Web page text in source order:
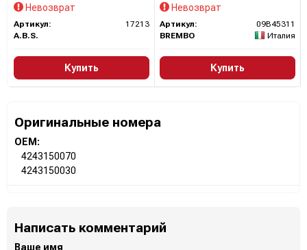
которые значительно улучшили безопасность,
эффективность и комфорт вождения.
https://www.boschaftermarket.com/
Невозврат
Артикул:
17213
A.B.S.
Купить
Невозврат
Артикул:
09B45311
BREMBO
Италия
Купить
Оригинальные номера
OEM:
4243150070
4243150030
Написать комментарий
Ваше имя